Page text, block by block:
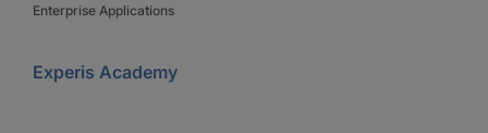
Enterprise Applications
Experis Academy